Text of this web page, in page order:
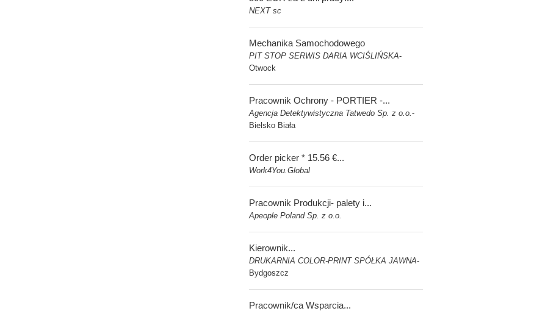
NEXT sc
Mechanika Samochodowego
PIT STOP SERWIS DARIA WCIŚLIŃSKA-
Otwock
Pracownik Ochrony - PORTIER -...
Agencja Detektywistyczna Tatwedo Sp. z o.o.-
Bielsko Biała
Order picker * 15.56 €...
Work4You.Global
Pracownik Produkcji- palety i...
Apeople Poland Sp. z o.o.
Kierownik...
DRUKARNIA COLOR-PRINT SPÓŁKA JAWNA-
Bydgoszcz
Pracownik/ca Wsparcia...